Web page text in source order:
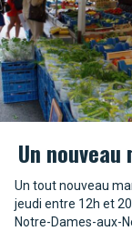
Un
Un tout nouveau
jeudi entre 12h et
Notre-Dames-aux-